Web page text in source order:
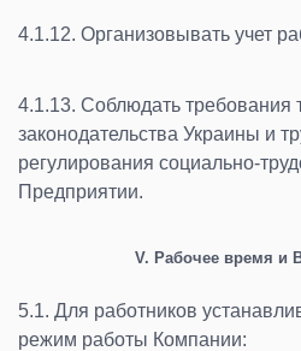
4.1.12. Организовывать учет
4.1.13. Соблюдать требования
законодательства Украины и
регулирования социально-
Предприятии.
V. Рабочее время и
5.1. Для работников
режим работы Компании: